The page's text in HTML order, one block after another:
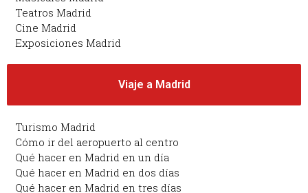
Teatros Madrid
Cine Madrid
Exposiciones Madrid
Viaje a Madrid
Turismo Madrid
Cómo ir del aeropuerto al centro
Qué hacer en Madrid en un día
Qué hacer en Madrid en dos días
Qué hacer en Madrid en tres días